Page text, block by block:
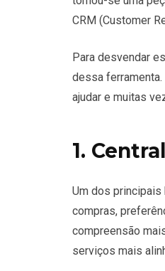
CRM (Customer
Para desvendar
dessa
ajudar e muitas
1.
Um dos
compras,
compreensão
serviços mais